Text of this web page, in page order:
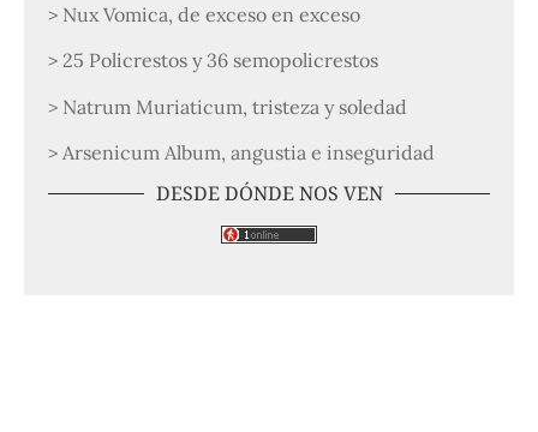
> Nux Vomica, de exceso en exceso
> 25 Policrestos y 36 semopolicrestos
> Natrum Muriaticum, tristeza y soledad
> Arsenicum Album, angustia e inseguridad
DESDE DÓNDE NOS VEN